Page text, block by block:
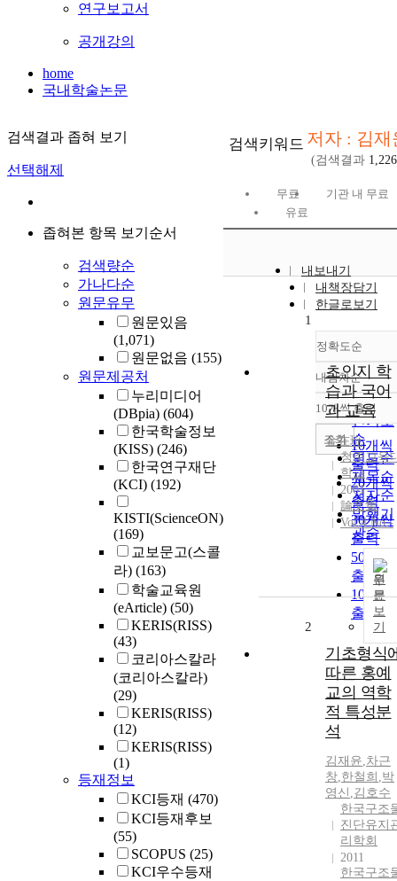
연구보고서
공개강의
home
국내학술논문
검색결과 좁혀 보기
선택해제
좁혀본 항목 보기순서
검색량순
가나다순
원문유무
원문있음
(1,071)
원문없음 (155)
원문제공처
누리미디어
(DBpia) (604)
한국학술정보
(KISS) (246)
한국연구재단
(KCI) (192)
KISTI(ScienceON)
(169)
교보문고(스콜
라) (163)
학술교육원
(eArticle) (50)
KERIS(RISS)
(43)
코리아스칼라
(코리아스칼라)
(29)
KERIS(RISS)
(12)
KERIS(RISS)
(1)
등재정보
KCI등재 (470)
KCI등재후보
(55)
SCOPUS (25)
KCI우수등재
검색키워드 저자 : 김재
(검색결과 1,226
무료
기관 내 무료
유료
내보내기
내책장담기
한글로보기
정확도순
정확도
순
인기도
순
연도순
제목순
저자순
발행기
관순
내림차순
내림차
10개씩 출력
10개씩
출력
20개씩
출력
30개씩
출력
50개씩
출력
100개
출력
조회
1
초인지 학
습과 국어
과 교육
金在玧
청주교육
학교
2001
論文集
Vol.4 No.-
원
문
보
기
2
기초형식
따른 홍예
교의 역학
적 특성분
석
김재윤,차근
창,한철희 ,박
영신 ,김호수
한국구조
진단유지
리학회
2011
한국구조